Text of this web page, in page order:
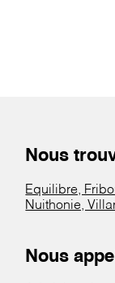
Nous
Equilibre,
Nuithonie,
Nous